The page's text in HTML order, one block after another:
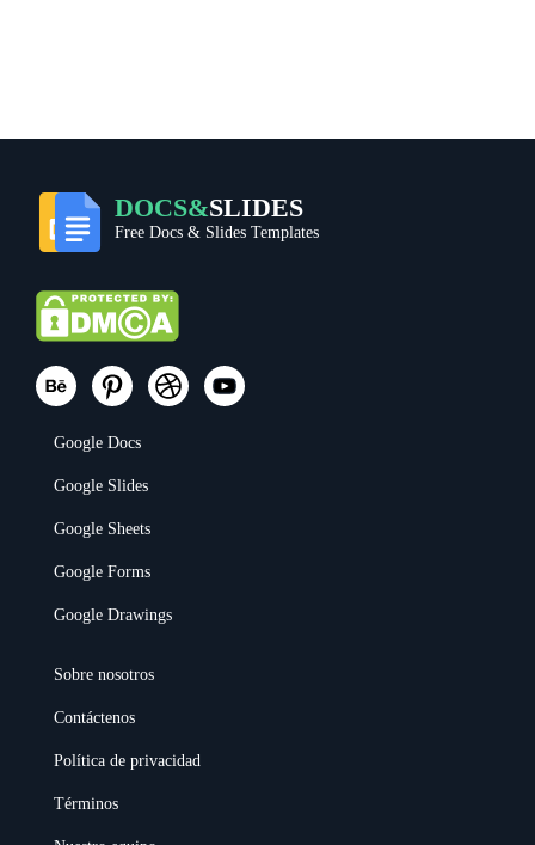
DOCS&SLIDES
Free Docs & Slides Templates
Google Docs
Google Slides
Google Sheets
Google Forms
Google Drawings
Sobre nosotros
Contáctenos
Política de privacidad
Términos